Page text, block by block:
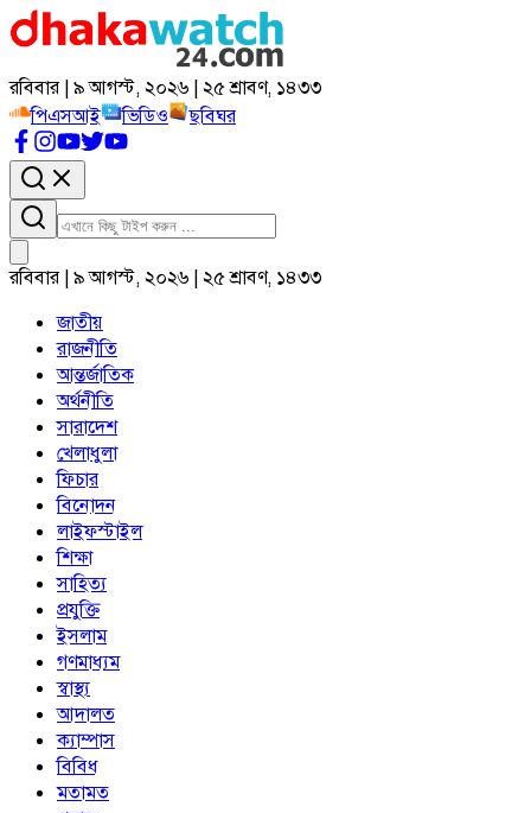
রবিবার | ৯ আগস্ট, ২০২৬ | ২৫ শ্রাবণ, ১৪৩৩
পিএসআই
ভিডিও ছবিঘর
রবিবার | ৯ আগস্ট, ২০২৬ | ২৫ শ্রাবণ, ১৪৩৩
জাতীয়
রাজনীতি
আন্তর্জাতিক
অর্থনীতি
সারাদেশ
খেলাধুলা
ফিচার
বিনোদন
লাইফস্টাইল
শিক্ষা
সাহিত্য
প্রযুক্তি
ইসলাম
গণমাধ্যম
স্বাস্থ্য
আদালত
ক্যাম্পাস
বিবিধ
মতামত